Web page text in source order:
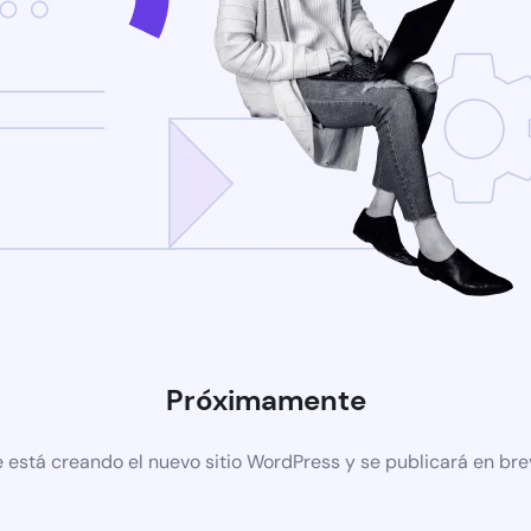
Próximamente
está creando el nuevo sitio WordPress y se publicará en